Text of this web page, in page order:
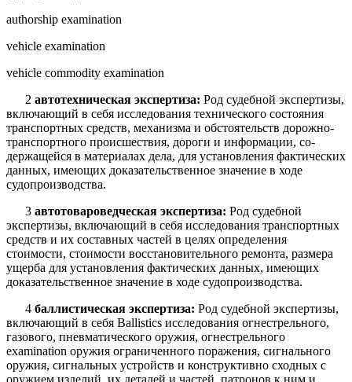
authorship exam­ination
vehicle examination
vehicle commodity examination
2 автотехническая экспертиза: Род судебной экспертизы,
включающий в себя исследования технического состояния
транспортных средств, механизма и обстоятельств дорожно-
транспортного происшествия, дороги и информации, со­
держащейся в материалах дела, для установления фактических
данных, имею­щих доказательственное значение в ходе
судопроизводства.
3 автотовароведческая экспертиза: Род судебной
экспертизы, включаю­щий в себя исследования транспортных
средств и их составных частей в целях определения
стоимости, стоимости восстановительного ремонта, размера
ущерба для установления фактических данных, имеющих
доказательственное значение в ходе судопроизводства.
4 баллистическая экспертиза: Род судебной экспертизы,
включающий в себя Ballistics исследования огнестрельного,
газового, пневматического оружия, огнестрельного
examination оружия ограниченного поражения, сигнального
оружия, сигнальных устройств и конструктивно сходных с
оружием изделий, их деталей и частей, патронов к ним и